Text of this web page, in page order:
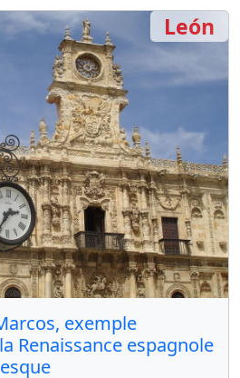
exemple
Renaissance espagnole
León